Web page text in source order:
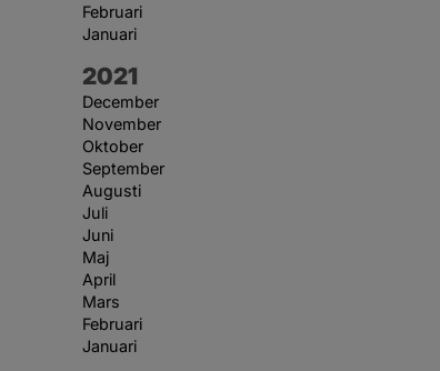
Februari
Januari
År:
2021
December
November
Oktober
September
Augusti
Juli
Juni
Maj
April
Mars
Februari
Januari